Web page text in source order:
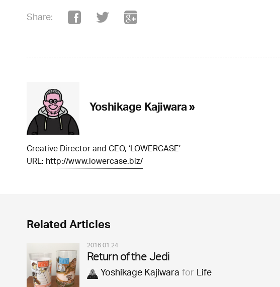
Share:
Yoshikage Kajiwara »
Creative Director and CEO, ‘LOWERCASE’
URL:http://www.lowercase.biz/
Related Articles
2016.01.24
Return of the Jedi
Yoshikage KajiwaraforLife